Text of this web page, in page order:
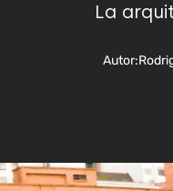
La
Autor: